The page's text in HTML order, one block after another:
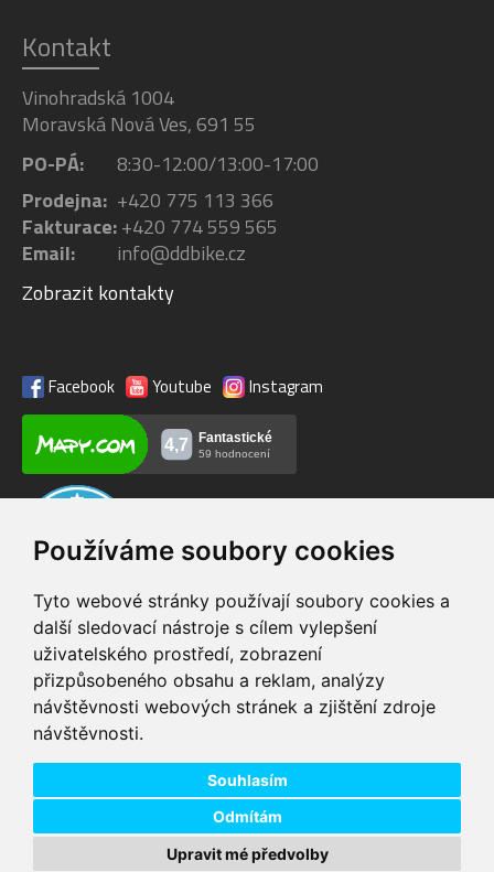
Používáme soubory cookies
Tyto webové stránky používají soubory cookies a
další sledovací nástroje s cílem vylepšení
uživatelského prostředí, zobrazení
přizpůsobeného obsahu a reklam, analýzy
návštěvnosti webových stránek a zjištění zdroje
návštěvnosti.
Souhlasím
Odmítám
Upravit mé předvolby
Kontakt
Vinohradská 1004
Moravská Nová Ves, 691 55
PO-PÁ:
8:30-12:00/13:00-17:00
Prodejna: +420 775 113 366
Fakturace:+420 774 559 565
Email:
info@ddbike.cz
Zobrazit kontakty
Facebook Youtube Instagram
VIP servis
na zakoupená
elektrokola
Testovací trať
možnost vyzkoušet si
elektrokola
Doprava ZDARMA
pro objednávky nad 1600 zboží skladem při
Copyright © 2026 DD PNEU s.r.o. Všechna práva vyhrazena.